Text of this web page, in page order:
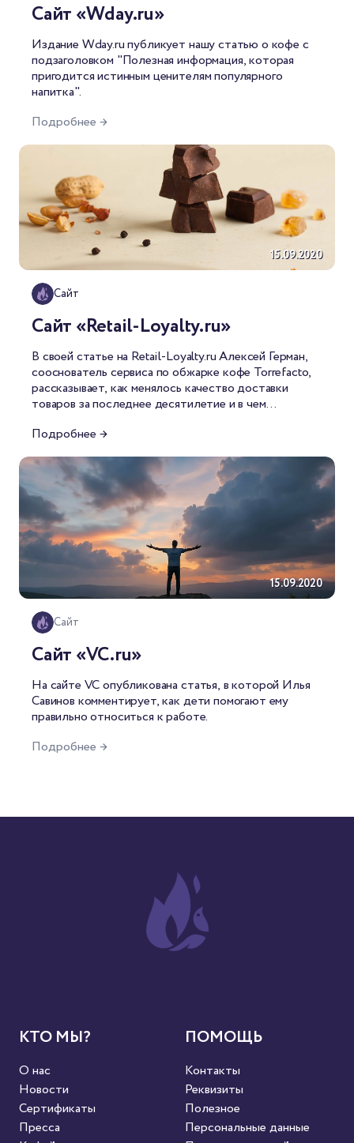
Сайт «Wday.ru»
Издание Wday.ru публикует нашу статью о кофе с
подзаголовком "Полезная информация, которая
пригодится истинным ценителям популярного
напитка".
Подробнее →
15.09.2020
Сайт
Сайт «Retail-Loyalty.ru»
В своей статье на Retail-Loyalty.ruАлексей Герман,
сооснователь сервиса по обжарке кофе Torrefacto,
рассказывает, как менялось качество доставки
товаров за последнее десятилетие и в чем
Подробнее →
15.09.2020
Сайт
Сайт «VC.ru»
На сайте VCопубликована статья, в которой Илья
Савинов комментирует, как дети помогают ему
правильно относиться к работе.
Подробнее →
КТО МЫ?
О нас
Новости
Сертификаты
Пресса
ПОМОЩЬ
Контакты
Реквизиты
Полезное
Персональные данные